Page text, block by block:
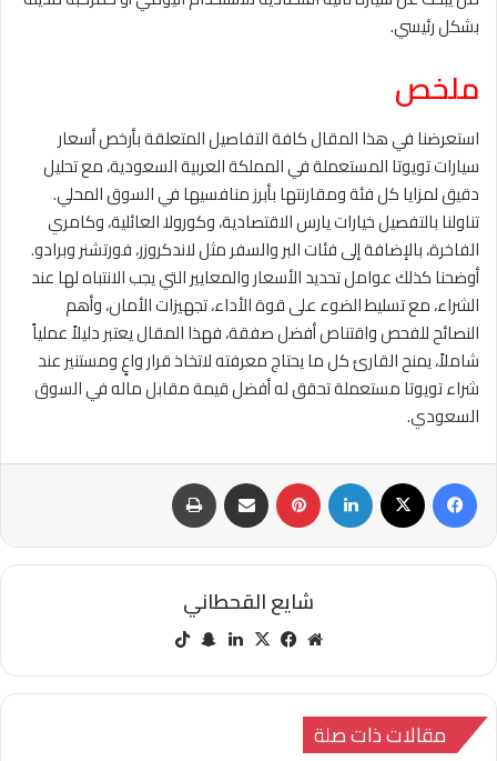
بشكل رئيسي.
ملخص
استعرضنا في هذا المقال كافة التفاصيل المتعلقة بأرخص أسعار
سيارات تويوتا المستعملة في المملكة العربية السعودية، مع تحليل
دقيق لمزايا كل فئة ومقارنتها بأبرز منافسيها في السوق المحلي.
تناولنا بالتفصيل خيارات يارس الاقتصادية، وكورولا العائلية، وكامري
الفاخرة، بالإضافة إلى فئات البر والسفر مثل لاندكروزر، فورتشنر وبرادو.
أوضحنا كذلك عوامل تحديد الأسعار والمعايير التي يجب الانتباه لها عند
الشراء، مع تسليط الضوء على قوة الأداء، تجهيزات الأمان، وأهم
النصائح للفحص واقتناص أفضل صفقة، فهذا المقال يعتبر دليلاً عملياً
شاملاً، يمنح القارئ كل ما يحتاج معرفته لاتخاذ قرار واعٍ ومستنير عند
شراء تويوتا مستعملة تحقق له أفضل قيمة مقابل ماله في السوق
السعودي.
فيسبوك ‫X لينكدإن بينتيريست مشاركة عبر البريد طباعة
شايع القحطاني
مو
الوي
في
وك
‫X لينك سنا
تشا
مقالات ذات صلة